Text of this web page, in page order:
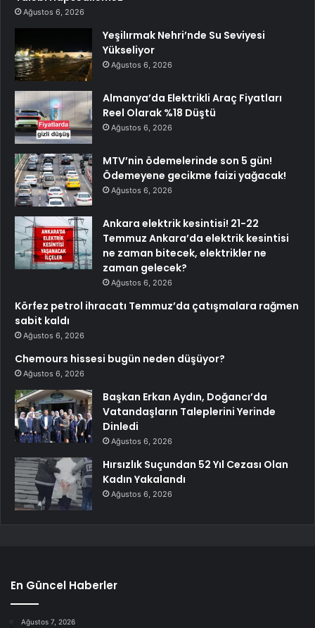
Ağustos 6, 2026
Yeşilırmak Nehri’nde Su Seviyesi
Yükseliyor
Ağustos 6, 2026
Almanya’da Elektrikli Araç Fiyatları
Reel Olarak %18 Düştü
Ağustos 6, 2026
MTV’nin ödemelerinde son 5 gün!
Ödemeyene gecikme faizi yağacak!
Ağustos 6, 2026
Ankara elektrik kesintisi! 21-22
Temmuz Ankara’da elektrik kesintisi
ne zaman bitecek, elektrikler ne
zaman gelecek?
Ağustos 6, 2026
Körfez petrol ihracatı Temmuz’da çatışmalara rağmen
sabit kaldı
Ağustos 6, 2026
Chemours hissesi bugün neden düşüyor?
Ağustos 6, 2026
Başkan Erkan Aydın, Doğancı’da
Vatandaşların Taleplerini Yerinde
Dinledi
Ağustos 6, 2026
Hırsızlık Suçundan 52 Yıl Cezası Olan
Kadın Yakalandı
Ağustos 6, 2026
En Güncel Haberler
Ağustos 7, 2026